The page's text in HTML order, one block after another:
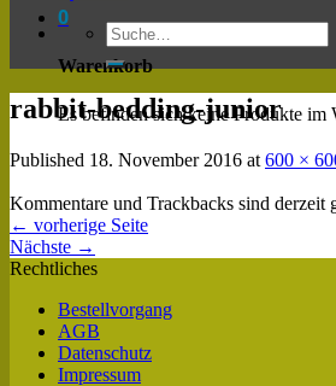
0
Warenkorb
Es befinden sich keine Produkte im
rabbit-bedding-junior
Published 18. November 2016 at 600 ×
Kommentare und Trackbacks sind derzeit
← vorherige Seite
Nächste →
Rechtliches
Bestellvorgang
AGB
Datenschutz
Impressum